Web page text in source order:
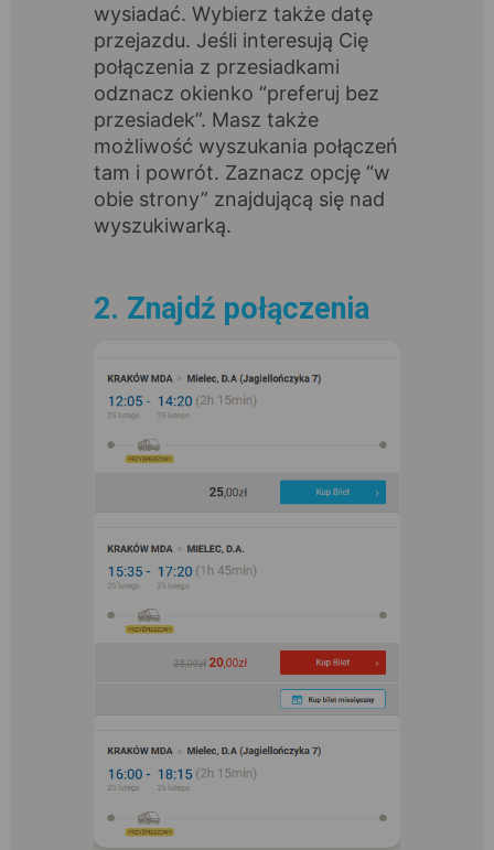
wysiadać. Wybierz także datę
przejazdu. Jeśli interesują Cię
połączenia z przesiadkami
odznacz okienko “preferuj bez
przesiadek”. Masz także
możliwość wyszukania połączeń
tam i powrót. Zaznacz opcję “w
obie strony” znajdującą się nad
wyszukiwarką.
2. Znajdź połączenia